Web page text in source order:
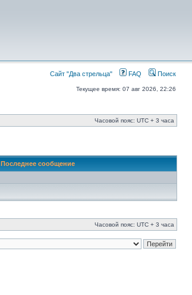
Сайт "Два стрельца" FAQ Поиск
Текущее время: 07 авг 2026, 22:26
Часовой пояс: UTC + 3 часа
Последнее сообщение
Часовой пояс: UTC + 3 часа